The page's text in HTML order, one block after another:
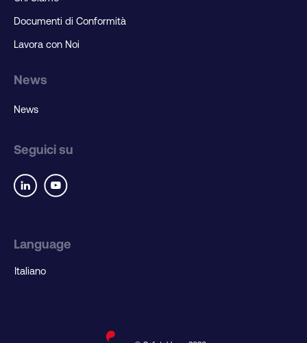
Documenti di Conformità
Lavora con Noi
News
News
Seguici su
Language